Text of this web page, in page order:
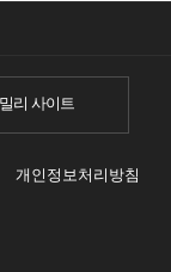
리 사이트
개인정보처리방침